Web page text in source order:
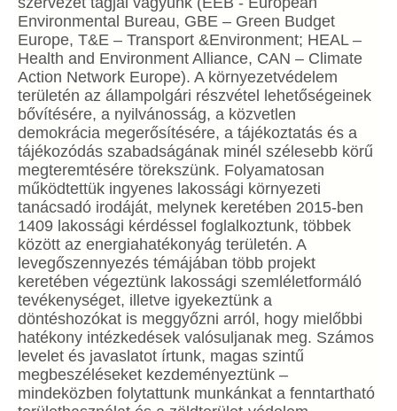
Environmental Bureau, GBE – Green Budget
Europe, T&E – Transport &Environment; HEAL –
Health and Environment Alliance, CAN – Climate
Action Network Europe). A környezetvédelem
területén az állampolgári részvétel lehetőségeinek
bővítésére, a nyilvánosság, a közvetlen
demokrácia megerősítésére, a tájékoztatás és a
tájékozódás szabadságának minél szélesebb körű
megteremtésére törekszünk. Folyamatosan
működtettük ingyenes lakossági környezeti
tanácsadó irodáját, melynek keretében 2015-ben
1409 lakossági kérdéssel foglalkoztunk, többek
között az energiahatékonyág területén. A
levegőszennyezés témájában több projekt
keretében végeztünk lakossági szemléletformáló
tevékenységet, illetve igyekeztünk a
döntéshozókat is meggyőzni arról, hogy mielőbbi
hatékony intézkedések valósuljanak meg. Számos
levelet és javaslatot írtunk, magas szintű
megbeszéléseket kezdeményeztünk –
mindeközben folytattunk munkánkat a fenntartható